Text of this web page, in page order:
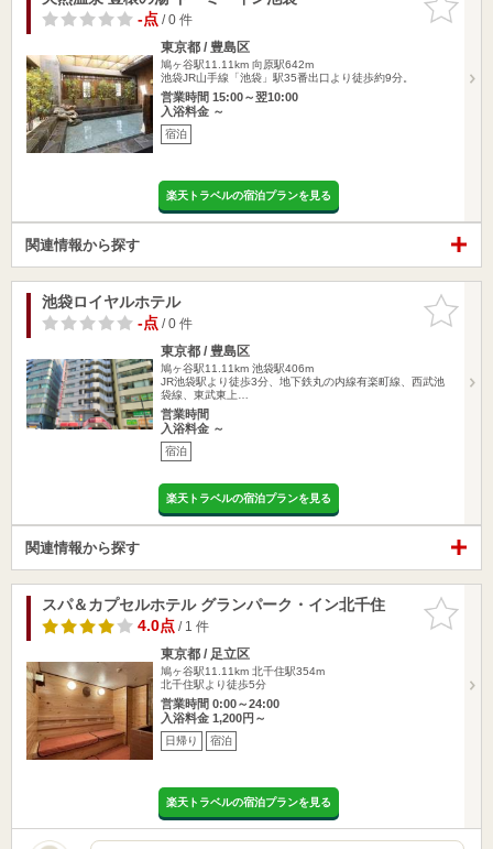
りに追加
-点/ 0 件
東京都 / 豊島区
鳩ヶ谷駅11.11km 向原駅642m
池袋JR山手線「池袋」駅35番出口より徒歩約9分。
営業時間 15:00～翌10:00
入浴料金 ～
宿泊
楽天トラベルの宿泊プランを見る
関連情報から探す
お気に入
りに追加
池袋ロイヤルホテル
-点/ 0 件
東京都 / 豊島区
鳩ヶ谷駅11.11km 池袋駅406m
JR池袋駅より徒歩3分、地下鉄丸の内線有楽町線、西武池
袋線、東武東上…
営業時間
入浴料金 ～
宿泊
楽天トラベルの宿泊プランを見る
関連情報から探す
お気に入
りに追加
スパ＆カプセルホテル グランパーク・イン北千住
4.0点/ 1 件
東京都 / 足立区
鳩ヶ谷駅11.11km 北千住駅354m
北千住駅より徒歩5分
営業時間 0:00～24:00
入浴料金 1,200円～
日帰り 宿泊
楽天トラベルの宿泊プランを見る